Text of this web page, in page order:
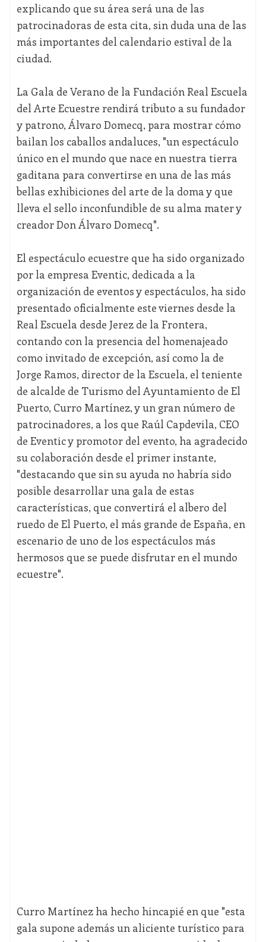
explicando que su área será una de las
patrocinadoras de esta cita, sin duda una de las
más importantes del calendario estival de la
ciudad.
La Gala de Verano de la Fundación Real Escuela
del Arte Ecuestre rendirá tributo a su fundador
y patrono, Álvaro Domecq, para mostrar cómo
bailan los caballos andaluces, "un espectáculo
único en el mundo que nace en nuestra tierra
gaditana para convertirse en una de las más
bellas exhibiciones del arte de la doma y que
lleva el sello inconfundible de su alma mater y
creador Don Álvaro Domecq".
El espectáculo ecuestre que ha sido organizado
por la empresa Eventic, dedicada a la
organización de eventos y espectáculos, ha sido
presentado oficialmente este viernes desde la
Real Escuela desde Jerez de la Frontera,
contando con la presencia del homenajeado
como invitado de excepción, así como la de
Jorge Ramos, director de la Escuela, el teniente
de alcalde de Turismo del Ayuntamiento de El
Puerto, Curro Martínez, y un gran número de
patrocinadores, a los que Raúl Capdevila, CEO
de Eventic y promotor del evento, ha agradecido
su colaboración desde el primer instante,
"destacando que sin su ayuda no habría sido
posible desarrollar una gala de estas
características, que convertirá el albero del
ruedo de El Puerto, el más grande de España, en
escenario de uno de los espectáculos más
hermosos que se puede disfrutar en el mundo
ecuestre".
Curro Martínez ha hecho hincapié en que "esta
gala supone además un aliciente turístico para